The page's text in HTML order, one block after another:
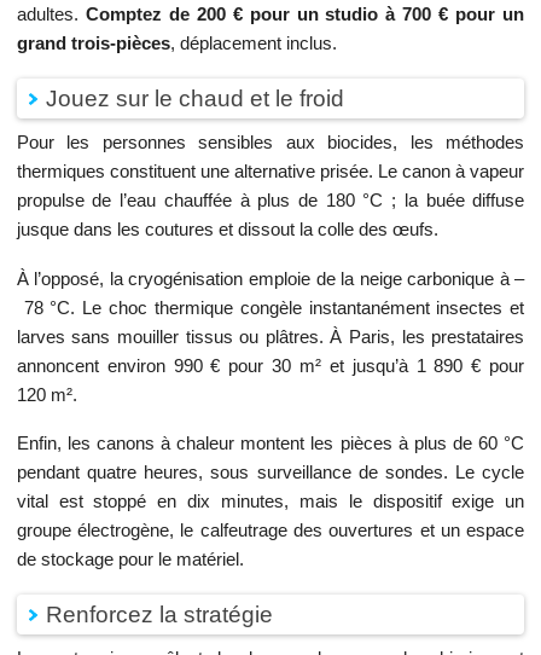
adultes. Comptez de 200 € pour un studio à 700 € pour un
grand trois‑pièces, déplacement inclus.
Jouez sur le chaud et le froid
Pour les personnes sensibles aux biocides, les méthodes
thermiques constituent une alternative prisée. Le canon à vapeur
propulse de l’eau chauffée à plus de 180 °C ; la buée diffuse
jusque dans les coutures et dissout la colle des œufs.
À l’opposé, la cryogénisation emploie de la neige carbonique à –
78 °C. Le choc thermique congèle instantanément insectes et
larves sans mouiller tissus ou plâtres. À Paris, les prestataires
annoncent environ 990 € pour 30 m² et jusqu’à 1 890 € pour
120 m².
Enfin, les canons à chaleur montent les pièces à plus de 60 °C
pendant quatre heures, sous surveillance de sondes. Le cycle
vital est stoppé en dix minutes, mais le dispositif exige un
groupe électrogène, le calfeutrage des ouvertures et un espace
de stockage pour le matériel.
Renforcez la stratégie